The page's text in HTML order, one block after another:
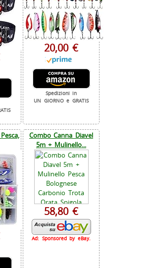
20,00 €
Spedizioni in
UN GIORNO e GRATIS
Combo Canna Diavel
5m + Mulinello...
58,80 €
Ad: Sponsored by eBay.